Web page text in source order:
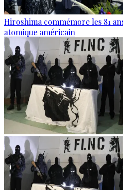
Hiroshima commémore les 81
atomique américain